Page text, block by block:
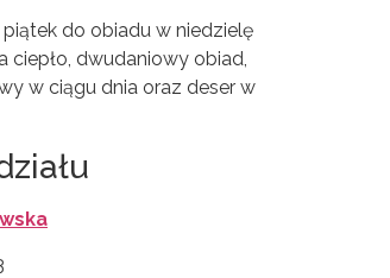
do obiadu w niedzielę
ciepło, dwudaniowy obiad,
w ciągu dnia oraz deser w